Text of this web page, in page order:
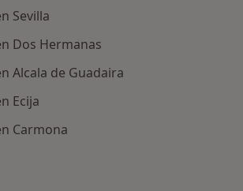
Sevilla
Dos Hermanas
Alcala de Guadaira
Ecija
Carmona